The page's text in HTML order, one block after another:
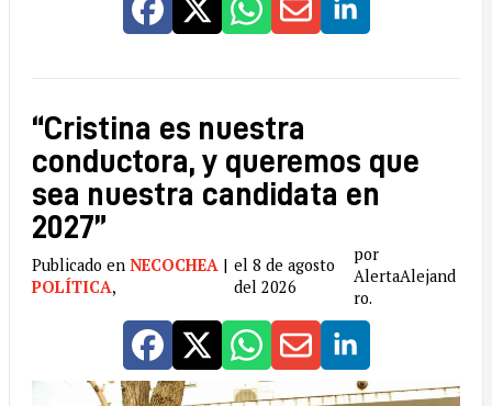
“Cristina es nuestra
conductora, y queremos que
sea nuestra candidata en
2027”
Publicado en NECOCHEA |
POLÍTICA,
el 8 de agosto
del 2026
por
AlertaAlejand
ro.